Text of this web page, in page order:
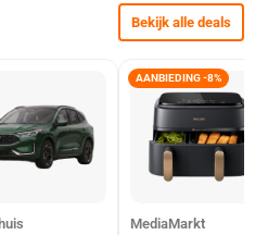
Bekijk alle deals
AANBIEDING -8%
MediaMarkt